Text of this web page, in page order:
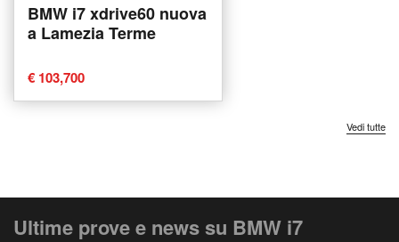
BMW i7 xdrive60 nuova
a Lamezia Terme
€ 103,700
Vedi tutte
Ultime prove e news su BMW i7